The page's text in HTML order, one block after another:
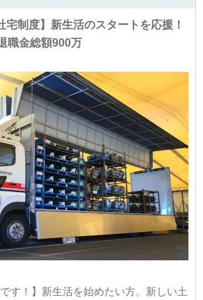
宅制度】新生活のスタートを応援！
職金総額900万
す！】新生活を始めたい方。新しい土